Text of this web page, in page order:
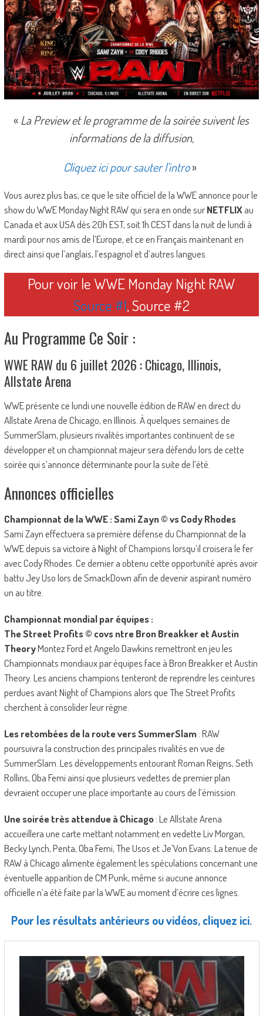
«La Preview et le programme de la soirée suivent les
informations de la diffusion,
Cliquez ici pour sauter l’intro»
Vous aurez plus bas, ce que le site officiel de la WWE annonce pour le
show du WWE Monday Night RAW qui sera en onde surNETFLIX au
Canada et aux USA dès 20h EST, soit 1h CEST dans la nuit de lundi à
mardi pour nos amis de l’Europe, et ce en Français maintenant en
direct ainsi que l’anglais, l’espagnol et d’autres langues.
Pour voir le WWE Monday Night RAW
Source #1, Source #2
Au Programme Ce Soir :
WWE RAW du 6 juillet 2026 : Chicago, Illinois,
Allstate Arena
WWE présente ce lundi une nouvelle édition de RAW en direct du
Allstate Arena de Chicago, en Illinois. À quelques semaines de
SummerSlam, plusieurs rivalités importantes continuent de se
développer et un championnat majeur sera défendu lors de cette
soirée qui s’annonce déterminante pour la suite de l’été.
Annonces officielles
Championnat de la WWE : Sami Zayn © vs Cody Rhodes
Sami Zayn effectuera sa première défense du Championnat de la
WWE depuis sa victoire à Night of Champions lorsqu’il croisera le fer
avec Cody Rhodes. Ce dernier a obtenu cette opportunité après avoir
battu Jey Uso lors de SmackDown afin de devenir aspirant numéro
un au titre.
Championnat mondial par équipes :
The Street Profits © covs ntre Bron Breakker et Austin
TheoryMontez Ford et Angelo Dawkins remettront en jeu les
Championnats mondiaux par équipes face à Bron Breakker et Austin
Theory. Les anciens champions tenteront de reprendre les ceintures
perdues avant Night of Champions alors que The Street Profits
cherchent à consolider leur règne.
Les retombées de la route vers SummerSlam: RAW
poursuivra la construction des principales rivalités en vue de
SummerSlam. Les développements entourant Roman Reigns, Seth
Rollins, Oba Femi ainsi que plusieurs vedettes de premier plan
devraient occuper une place importante au cours de l’émission.
Une soirée très attendue à Chicago: Le Allstate Arena
accueillera une carte mettant notamment en vedette Liv Morgan,
Becky Lynch, Penta, Oba Femi, The Usos et Je’Von Evans. La tenue de
RAW à Chicago alimente également les spéculations concernant une
éventuelle apparition de CM Punk, même si aucune annonce
officielle n’a été faite par la WWE au moment d’écrire ces lignes.
Pour les résultats antérieurs ou vidéos, cliquez ici.